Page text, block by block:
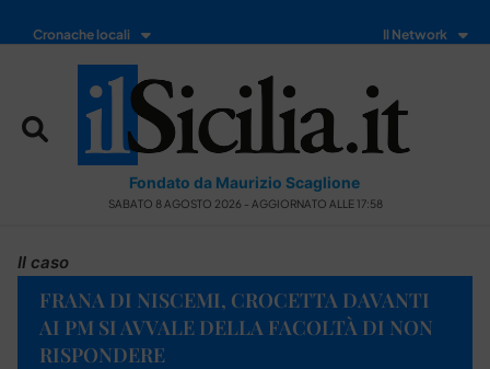
Cronache locali Il Network
Fondato da Maurizio Scaglione
SABATO 8 AGOSTO 2026 - AGGIORNATO ALLE 17:58
Il caso
FRANA DI NISCEMI, CROCETTA DAVANTI
AI PM SI AVVALE DELLA FACOLTÀ DI NON
RISPONDERE